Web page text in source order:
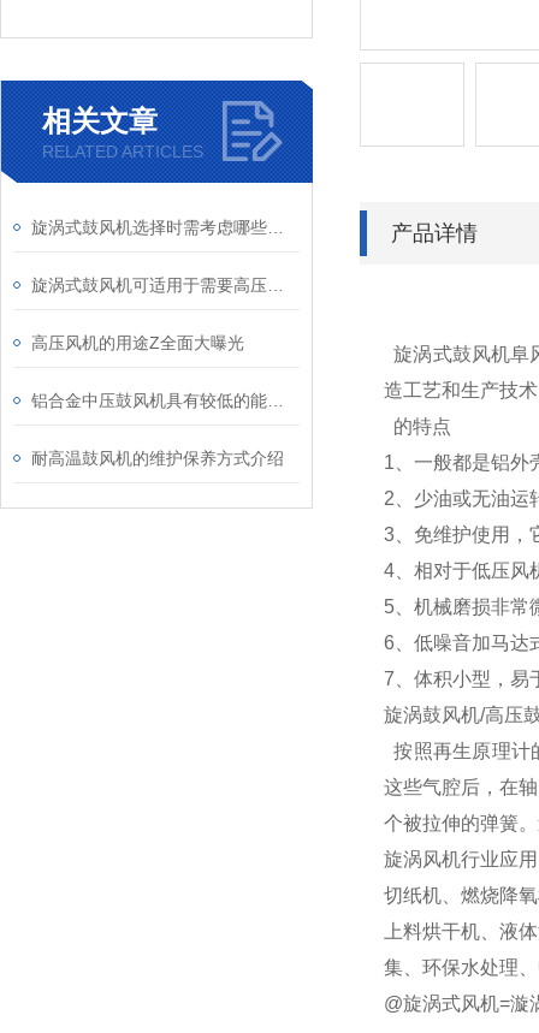
相关文章
RELATED ARTICLES
高压风机的用途Z全面大曝光
耐高温鼓风机的维护保养方式介绍
产品详情
旋涡式鼓风机阜
造工艺和生产技
的特点
1、一般都是铝外
2、少油或无油运
3、免维护使用，
4、相对于低压风
5、机械磨损非常
6、低噪音加马达
7、体积小型，易
旋涡鼓风机/高压
按照再生原理计
这些气腔后，在
个被拉伸的弹簧
旋涡风机行业应用
切纸机、燃烧降
上料烘干机、液
集、环保水处理
@旋涡式风机=漩